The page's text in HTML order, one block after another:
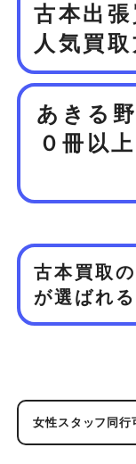
古本出
人気買
あきる
０冊以
古本買取
が選ばれ
女性スタッフ同行